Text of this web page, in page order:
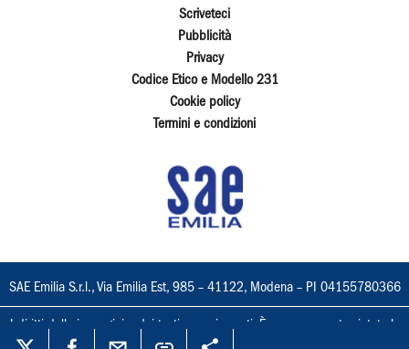
Scriveteci
Pubblicità
Privacy
Codice Etico e Modello 231
Cookie policy
Termini e condizioni
SAE Emilia S.r.l., Via Emilia Est, 985 – 41122, Modena – PI 04155780366
I diritti delle immagini e dei testi sono riservati. È espressamente vietata la